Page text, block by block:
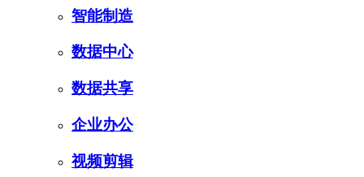
智能制造
数据中心
数据共享
企业办公
视频剪辑